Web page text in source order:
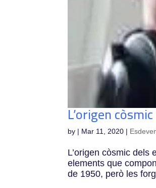
L’origen
by | Mar 11, 2020 |
L’origen còsmic
elements que
de 1950, però les